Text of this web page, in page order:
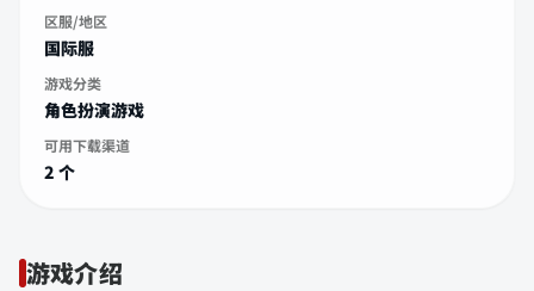
区服/地区
国际服
游戏分类
角色扮演游戏
可用下载渠道
2 个
游戏介绍